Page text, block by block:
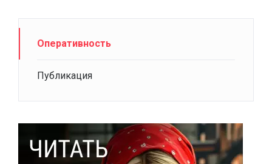
Оперативность
Публикация